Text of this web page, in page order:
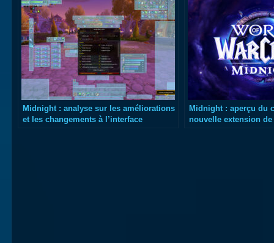
Midnight : analyse sur les améliorations
et les changements à l’interface
Midnight : aperçu du
nouvelle extension de